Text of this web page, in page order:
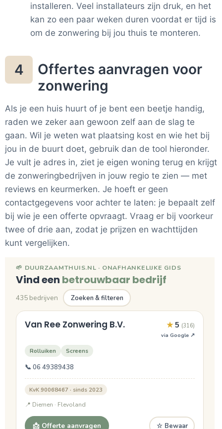
installeren. Veel installateurs zijn druk, en het
kan zo een paar weken duren voordat er tijd is
om de zonwering bij jou thuis te monteren.
4
Offertes aanvragen voor
zonwering
Als je een huis huurt of je bent een beetje handig,
raden we zeker aan gewoon zelf aan de slag te
gaan. Wil je weten wat plaatsing kost en wie het bij
jou in de buurt doet, gebruik dan de tool hieronder.
Je vult je adres in, ziet je eigen woning terug en krijgt
de zonweringbedrijven in jouw regio te zien — met
reviews en keurmerken. Je hoeft er geen
contactgegevens voor achter te laten: je bepaalt zelf
bij wie je een offerte opvraagt. Vraag er bij voorkeur
twee of drie aan, zodat je prijzen en wachttijden
kunt vergelijken.